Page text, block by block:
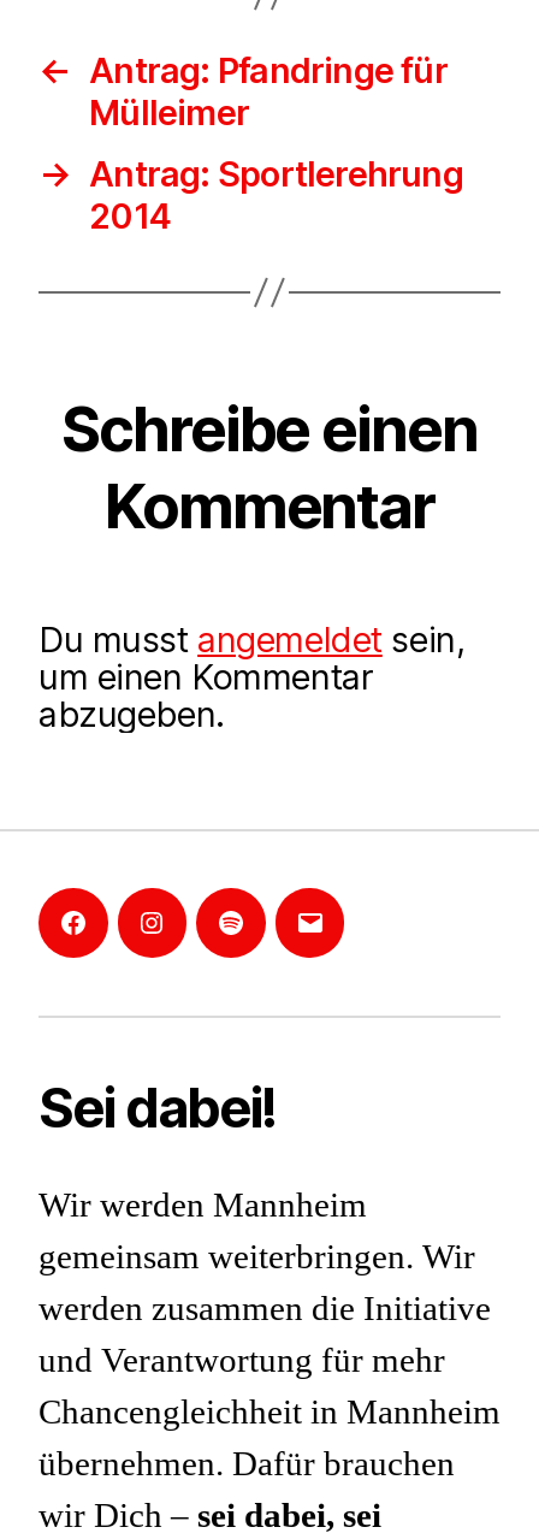
← Antrag: Pfandringe für
Mülleimer
→ Antrag: Sportlerehrung
2014
Schreibe einen
Kommentar
Du musst angemeldet sein,
um einen Kommentar
abzugeben.
FacebookInstagramMannheim-
E-
Sei dabei!
Wir werden Mannheim
gemeinsam weiterbringen. Wir
werden zusammen die Initiative
und Verantwortung für mehr
Chancengleichheit in Mannheim
übernehmen. Dafür brauchen
wir Dich –sei dabei, sei